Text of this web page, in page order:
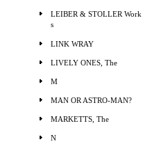
LEIBER & STOLLER Work
s
LINK WRAY
LIVELY ONES, The
M
MAN OR ASTRO-MAN?
MARKETTS, The
N